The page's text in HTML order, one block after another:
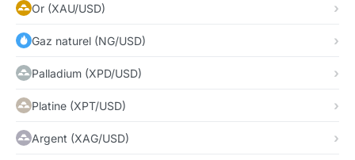
Or (XAU/USD)
Gaz naturel (NG/USD)
Palladium (XPD/USD)
Platine (XPT/USD)
Argent (XAG/USD)